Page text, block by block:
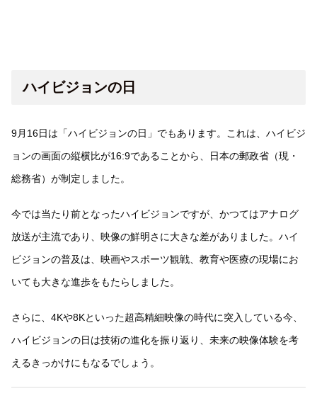
ハイビジョンの日
9月16日は「ハイビジョンの日」でもあります。これは、ハイビジ
ョンの画面の縦横比が16:9であることから、日本の郵政省（現・
総務省）が制定しました。
今では当たり前となったハイビジョンですが、かつてはアナログ
放送が主流であり、映像の鮮明さに大きな差がありました。ハイ
ビジョンの普及は、映画やスポーツ観戦、教育や医療の現場にお
いても大きな進歩をもたらしました。
さらに、4Kや8Kといった超高精細映像の時代に突入している今、
ハイビジョンの日は技術の進化を振り返り、未来の映像体験を考
えるきっかけにもなるでしょう。